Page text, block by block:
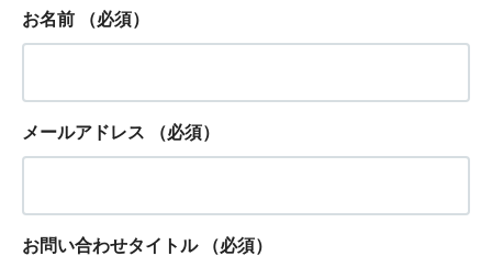
お名前 （必須）
メールアドレス （必須）
お問い合わせタイトル （必須）